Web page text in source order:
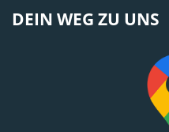
DEIN WEG ZU UNS